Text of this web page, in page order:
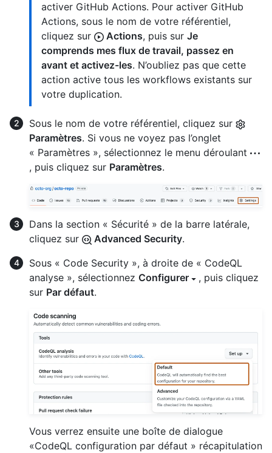
activer GitHub Actions. Pour activer GitHub
Actions, sous le nom de votre référentiel,
cliquez sur
Actions, puis sur Je
comprends mes flux de travail, passez en
avant et activez-les. N’oubliez pas que cette
action active tous les workflows existants sur
votre duplication.
Sous le nom de votre référentiel, cliquez sur
Paramètres. Si vous ne voyez pas l’onglet
« Paramètres », sélectionnez le menu déroulant
, puis cliquez sur Paramètres.
Dans la section « Sécurité » de la barre latérale,
cliquez sur
Advanced Security.
Sous « Code Security », à droite de « CodeQL
analyse », sélectionnez Configurer
, puis cliquez
sur Par défaut.
Vous verrez ensuite une boîte de dialogue
«CodeQL configuration par défaut » récapitulation